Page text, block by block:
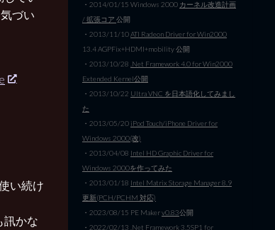
づい
い続け
訊かな
・2014/01/15 Windows 2000 カーネル改造計画
/ 拡張コア 公開
・2013/11/10ATI Radeon Driver for Win2000
13.4 AGPFix+HDMI+mobility 公開
・2013/10/28 .Net Framework 4.0 for Win2000
Extended Kernel公開
・2013/10/22 Ultra VNC を日本語化してみまし
た
・2013/05/20 iPod Touch/iPhone Driver for
Windows 2000(改)
・2013/04/08 Intel HD Graphic Driver for
Windows 2000を作ってみた
・2013/01/18 Intel Matrix Storage Manager 8.9
更新(PCH/PCHM 対応)
・2023/08/15 PE Makerv0.83公開
・2022/02/13 .Net Framework 3.5SP1 for